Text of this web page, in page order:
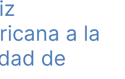
a la
de